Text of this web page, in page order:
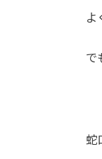
よ
で
蛇